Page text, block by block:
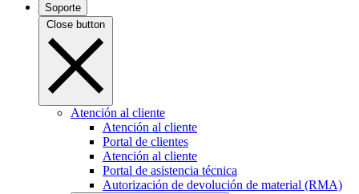
Soporte
Close button
Atención al cliente
Atención al cliente
Portal de clientes
Atención al cliente
Portal de asistencia técnica
Autorización de devolución de material (RMA)